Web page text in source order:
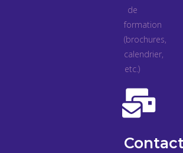
de
formation
(brochures,
calendrier,
etc.)